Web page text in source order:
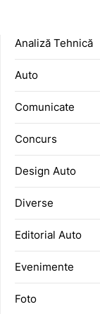
Analiză Tehnică
Auto
Comunicate
Concurs
Design Auto
Diverse
Editorial Auto
Evenimente
Foto